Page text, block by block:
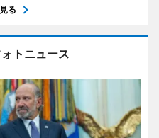
る
トニュース